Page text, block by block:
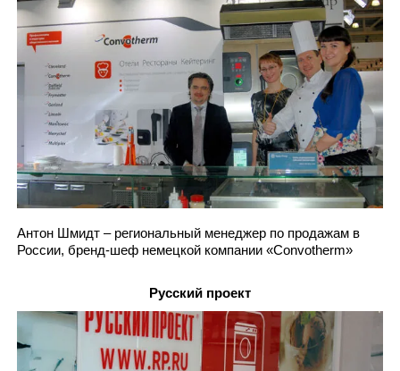
Антон Шмидт – региональный менеджер по продажам в
России, бренд-шеф немецкой компании «Convotherm»
Русский проект